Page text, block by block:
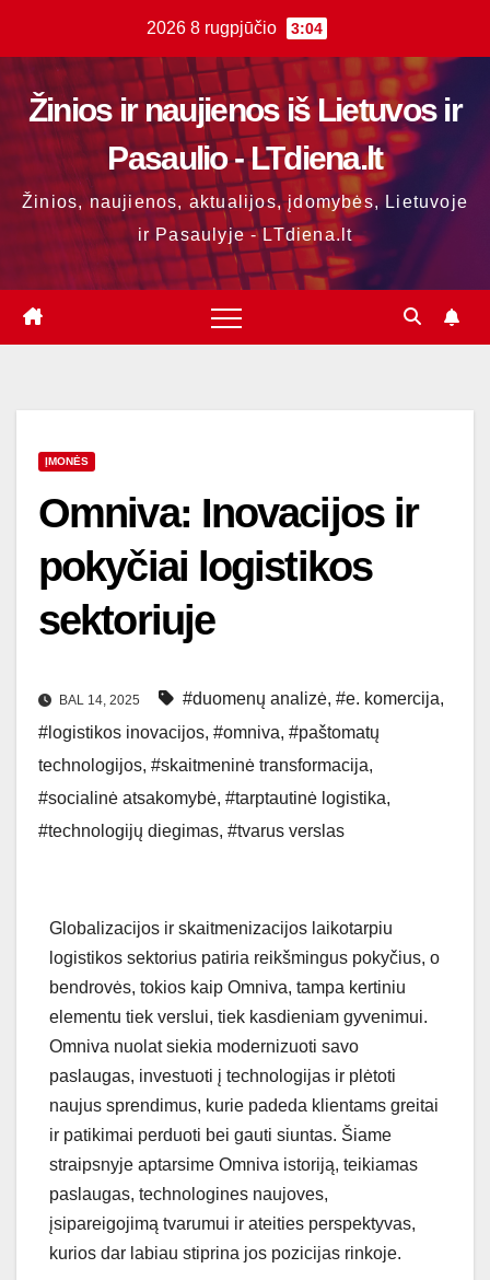
content
2026 8 rugpjūčio 3:04
Žinios ir naujienos iš Lietuvos ir
Pasaulio - LTdiena.lt
Žinios, naujienos, aktualijos, įdomybės, Lietuvoje
ir Pasaulyje - LTdiena.lt
ĮMONĖS
Omniva: Inovacijos ir
pokyčiai logistikos
sektoriuje
BAL 14, 2025 #duomenų analizė, #e. komercija,
#logistikos inovacijos, #omniva, #paštomatų
technologijos, #skaitmeninė transformacija,
#socialinė atsakomybė, #tarptautinė logistika,
#technologijų diegimas, #tvarus verslas
Globalizacijos ir skaitmenizacijos laikotarpiu
logistikos sektorius patiria reikšmingus pokyčius, o
bendrovės, tokios kaip Omniva, tampa kertiniu
elementu tiek verslui, tiek kasdieniam gyvenimui.
Omniva nuolat siekia modernizuoti savo
paslaugas, investuoti į technologijas ir plėtoti
naujus sprendimus, kurie padeda klientams greitai
ir patikimai perduoti bei gauti siuntas. Šiame
straipsnyje aptarsime Omniva istoriją, teikiamas
paslaugas, technologines naujoves,
įsipareigojimą tvarumui ir ateities perspektyvas,
kurios dar labiau stiprina jos pozicijas rinkoje.